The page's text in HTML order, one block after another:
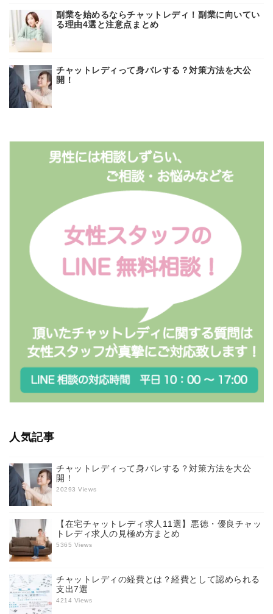
副業を始めるならチャットレディ！副業に向いてい
る理由4選と注意点まとめ
チャットレディって身バレする？対策方法を大公
開！
人気記事
チャットレディって身バレする？対策方法を大公
開！
20293 Views
【在宅チャットレディ求人11選】悪徳・優良チャッ
トレディ求人の見極め方まとめ
5365 Views
チャットレディの経費とは？経費として認められる
支出7選
4214 Views